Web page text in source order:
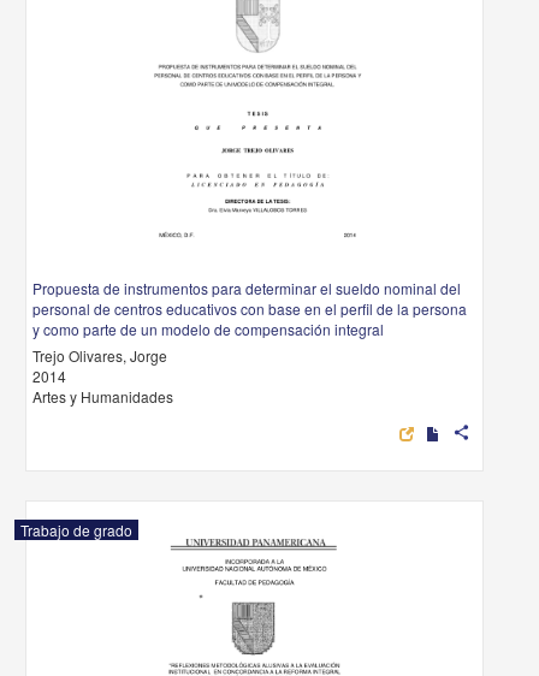
Propuesta de instrumentos para determinar el sueldo nominal del
personal de centros educativos con base en el perfil de la persona
y como parte de un modelo de compensación integral
Trejo Olivares, Jorge
2014
Artes y Humanidades
share
Trabajo de grado